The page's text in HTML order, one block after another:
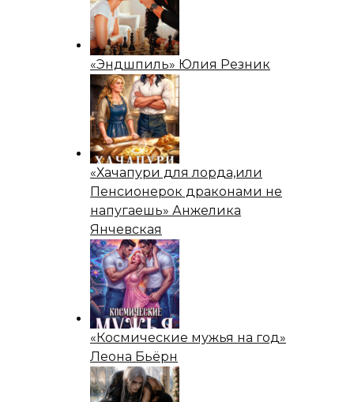
«Эндшпиль» Юлия Резник
«Хачапури для лорда,или
Пенсионерок драконами не
напугаешь» Анжелика
Янчевская
«Космические мужья на год»
Леона Бьёрн